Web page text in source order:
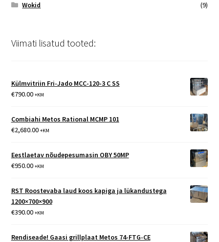
Wokid
(9)
Viimati lisatud tooted:
Külmvitriin Fri-Jado MCC-120-3 C SS
€790.00 +KM
Combiahi Metos Rational MCMP 101
€2,680.00 +KM
Eestlaetav nõudepesumasin OBY 50MP
€950.00 +KM
RST Roostevaba laud koos kapiga ja lükandustega
1200×700×900
€390.00 +KM
Rendiseade! Gaasi grillplaat Metos 74-FTG-CE